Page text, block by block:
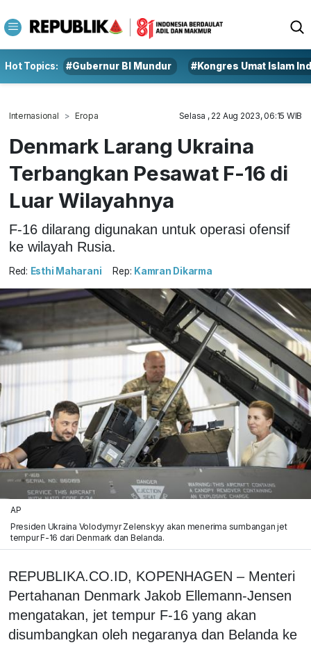
Hot Topics: #Gubernur BI Mundur #Kongres Umat Islam
Internasional Eropa Selasa , 22 Aug 2023, 06:15 WIB
Denmark Larang Ukraina
Terbangkan Pesawat F-16 di
Luar Wilayahnya
F-16 dilarang digunakan untuk operasi ofensif
ke wilayah Rusia.
Red: Esthi Maharani Rep: Kamran Dikarma
AP
Presiden Ukraina Volodymyr Zelenskyy akan menerima sumbangan jet
tempur F-16 dari Denmark dan Belanda.
REPUBLIKA.CO.ID, KOPENHAGEN – Menteri
Pertahanan Denmark Jakob Ellemann-Jensen
mengatakan, jet tempur F-16 yang akan
disumbangkan oleh negaranya dan Belanda ke